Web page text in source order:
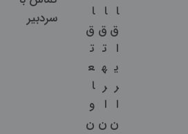
ا
ق
ا
ی
ر
ا
ن
ا
ق
ت
ه
ر
ا
ن
ا
ق
ت
ع
ا
و
ن
سردبیر